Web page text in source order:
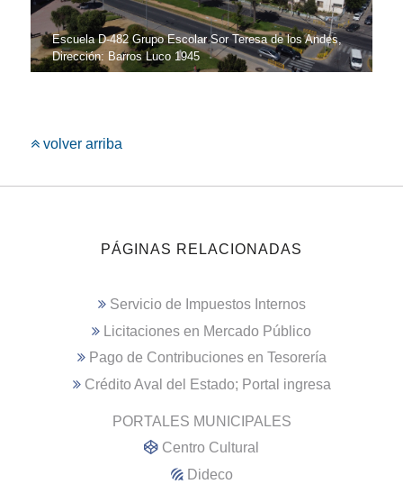
Escuela D-482 Grupo Escolar Sor Teresa de los Andes,
Dirección: Barros Luco 1945
volver arriba
PÁGINAS RELACIONADAS
Servicio de Impuestos Internos
Licitaciones en Mercado Público
Pago de Contribuciones en Tesorería
Crédito Aval del Estado; Portal ingresa
PORTALES MUNICIPALES
Centro Cultural
Dideco